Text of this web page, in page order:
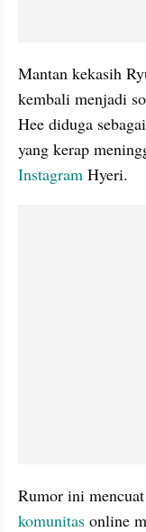
Mantan kekasih
kembali menjadi
Hee diduga
Instagram Hyeri.
komunitas online